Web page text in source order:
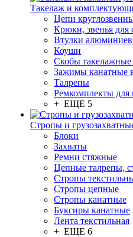
Такелаж и
Цепи
Крюки, звенья для
Втулки
Коуши
Скобы такелажные
Зажимы канатные
Талрепы
Ремкомплекты для
+ ЕЩЕ 5
Стропы и
Блоки
Захваты
Ремни стяжные
Цепные талрепы,
Стропы
Стропы цепные
Стропы канатные
Буксиры канатные
Лента текстильная
+ ЕЩЕ 6